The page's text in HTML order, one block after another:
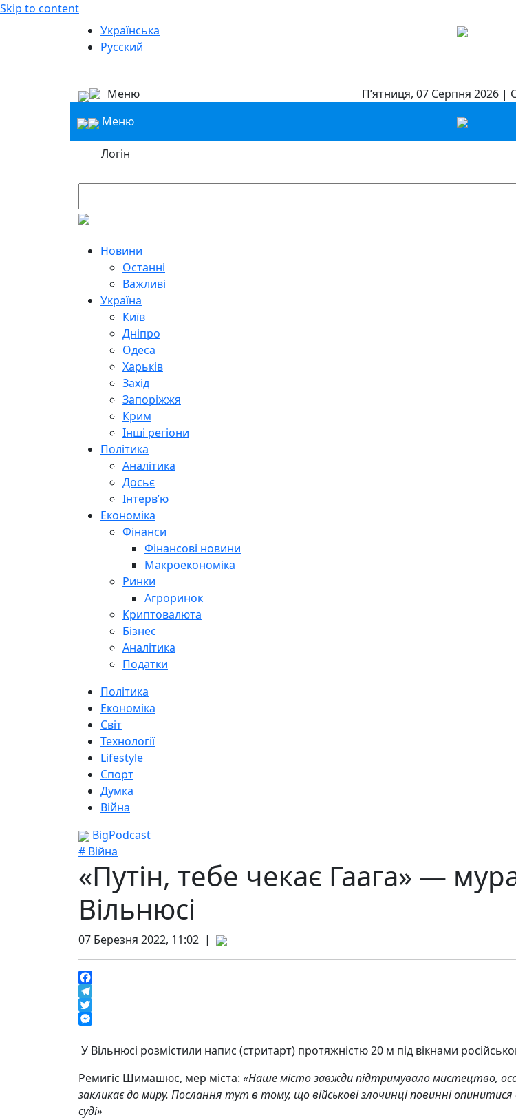
Skip to content
Українська
Русский
Меню
П’ятниця, 07 Серпня 2026 |
Меню
Логін
Новини
Останні
Важливі
Україна
Київ
Дніпро
Одеса
Харьків
Захід
Запоріжжя
Крим
Інші регіони
Політика
Аналітика
Досьє
Інтерв’ю
Економіка
Фінанси
Фінансові новини
Макроекономіка
Ринки
Агроринок
Криптовалюта
Бізнес
Аналітика
Податки
Політика
Економіка
Світ
Технології
Lifestyle
Спорт
Думка
Війна
BigPodcast
# Війна
«Путін, тебе чекає Гаага» —
Вільнюсі
07 Березня 2022, 11:02 |
Facebook
Telegram
Twitter
У Вільнюсі розмістили напис (стритарт) протяжністю 20 м під вікнами
Ремигіс Шимашюс, мер міста: «Наше місто завжди підтримувало мистецтво,
закликає до миру. Послання тут в тому, що військові злочинці повинні опинитися
суді»